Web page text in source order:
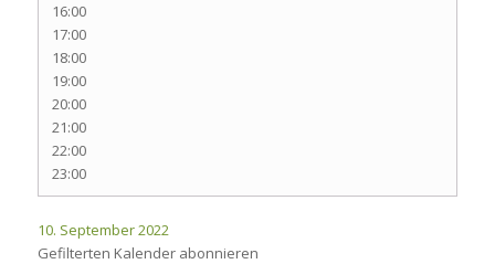
16:00
17:00
18:00
19:00
20:00
21:00
22:00
23:00
10. September 2022
Gefilterten Kalender abonnieren